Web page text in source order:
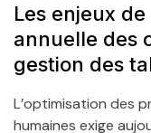
Les enjeux de
annuelle des
gestion des
L’optimisation des
humaines exige